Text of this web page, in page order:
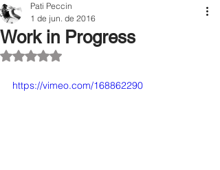
Work in Progress
Pati Peccin
1 de jun. de 2016
Avaliado com NaN de 5 estrelas.
https://vimeo.com/168862290